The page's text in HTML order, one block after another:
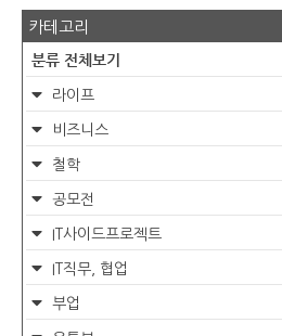
카테고리
분류 전체보기
라이프
비즈니스
철학
공모전
IT사이드프로젝트
IT직무, 협업
부업